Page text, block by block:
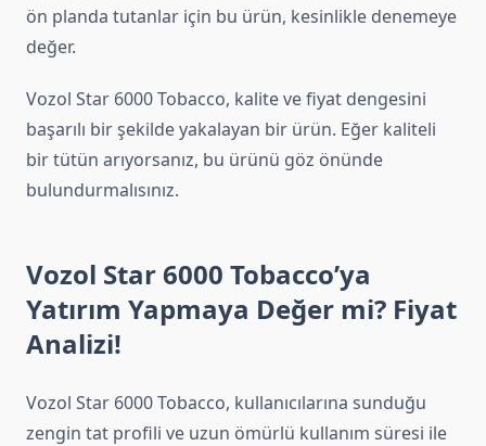
ön planda tutanlar için bu ürün, kesinlikle denemeye
değer.
Vozol Star 6000 Tobacco, kalite ve fiyat dengesini
başarılı bir şekilde yakalayan bir ürün. Eğer kaliteli
bir tütün arıyorsanız, bu ürünü göz önünde
bulundurmalısınız.
Vozol Star 6000 Tobacco’ya
Yatırım Yapmaya Değer mi? Fiyat
Analizi!
Vozol Star 6000 Tobacco, kullanıcılarına sunduğu
zengin tat profili ve uzun ömürlü kullanım süresi ile